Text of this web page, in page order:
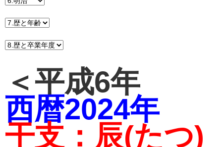
＜平成6年
西暦2024年
干支：辰(たつ)